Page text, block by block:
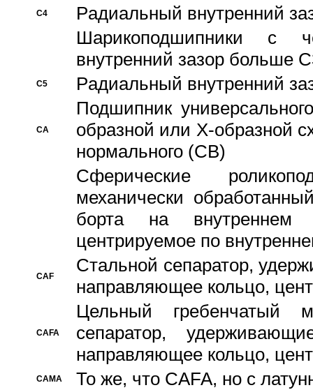
C4
Pадиальный внутренний
Шарикоподшипники с
внутренний зазор больше
C5 Pадиальный внутренний
CA
Подшипник
образной или Х-образной
нормального (CB)
Сферические
механически
борта на внутреннем
центрируемое по
CAF
Стальной сепаратор,
направляющее кольцо,
CAFA
Цельный гребенчатый
сепаратор,
направляющее кольцо,
CAMA То же, что CAFA, но с